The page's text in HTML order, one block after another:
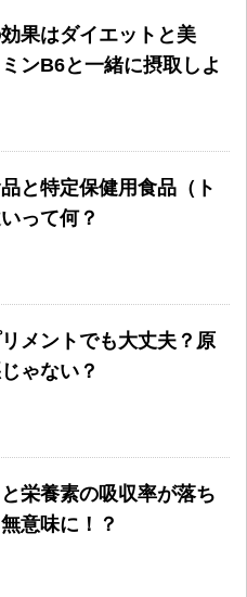
果はダイエットと美
ンB6と一緒に摂取しよ
と特定保健用食品（ト
って何？
メントでも大丈夫？原
ゃない？
栄養素の吸収率が落ち
意味に！？